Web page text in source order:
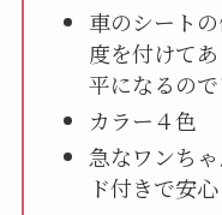
車のシート
度を付けて
平になるの
カラー４色
急なワンち
ド付きで安心